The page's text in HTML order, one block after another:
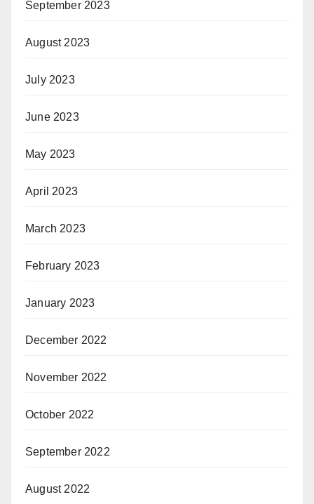
September 2023
August 2023
July 2023
June 2023
May 2023
April 2023
March 2023
February 2023
January 2023
December 2022
November 2022
October 2022
September 2022
August 2022